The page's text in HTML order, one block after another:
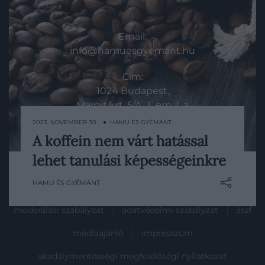
Egy amerikai kutatás szerint a koffein
rendszeres bevitele nem tesz jót az
emberi agy tanulási és megújulási
2023. NOVEMBER 30. ● HAMU ÉS GYÉMÁNT
A koffein nem várt hatással
lehet tanulási képességeinkre
HAMU ÉS GYÉMÁNT
KAPCSOLAT
Email:
info@hamuesgyemant.hu
Cím:
1024 Budapest,
Margit krt. 5/A, 3. em. 1. a
© 2025 All rights reserved.
Powered by
moderálási szabályzat adatvédelmi szabályzat ászf
médiaajánló impresszum
akadálymentességi megfelelőségi nyilatkozat